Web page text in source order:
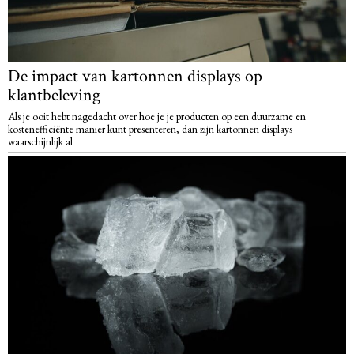
De impact van kartonnen displays op
klantbeleving
Als je ooit hebt nagedacht over hoe je je producten op een duurzame en
kostenefficiënte manier kunt presenteren, dan zijn kartonnen displays
waarschijnlijk al